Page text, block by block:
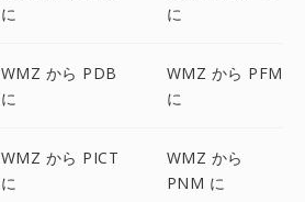
に
に
WMZ から PDB
に
WMZ から PFM
に
WMZ から PICT
に
WMZ から
PNM に